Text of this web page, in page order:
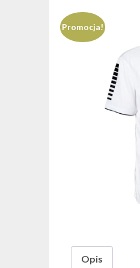
Promocja!
Opis